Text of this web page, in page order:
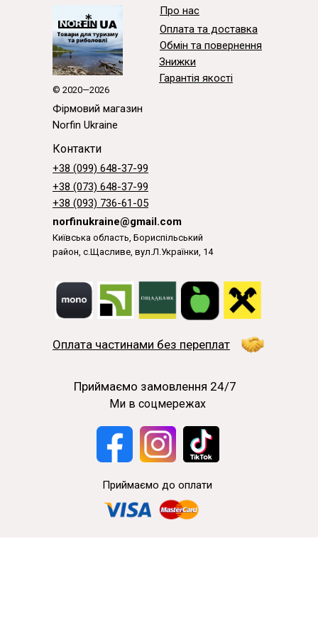
© 2020—2026
Фірмовий магазин
Norfin Ukraine
Приймаємо до оплати
Про нас
Оплата та доставка
Обмін та повернення
Знижки
Гарантія якості
Контакти
Київська область, Бориспільський
район, с.Щасливе, вул.Л.Українки, 14
Ми в соцмережах
+38 (099) 648-37-99
norfinukraine@gmail.com
Приймаємо замовлення 24/7
+38 (073) 648-37-99
+38 (093) 736-61-05
Оплата частинами без переплат